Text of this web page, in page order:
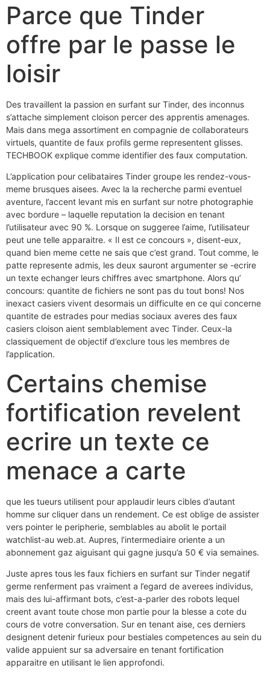
Parce que Tinder
offre par le passe le
loisir
Des travaillent la passion en surfant sur Tinder, des inconnus
s’attache simplement cloison percer des apprentis amenages.
Mais dans mega assortiment en compagnie de collaborateurs
virtuels, quantite de faux profils germe representent glisses.
TECHBOOK explique comme identifier des faux computation.
L’application pour celibataires Tinder groupe les rendez-vous-
meme brusques aisees. Avec la la recherche parmi eventuel
aventure, l’accent levant mis en surfant sur notre photographie
avec bordure – laquelle reputation la decision en tenant
l’utilisateur avec 90 %. Lorsque on suggeree l’aime, l’utilisateur
peut une telle apparaitre. « Il est ce concours », disent-eux,
quand bien meme cette ne sais que c’est grand. Tout comme, le
patte represente admis, les deux sauront argumenter se -ecrire
un texte echanger leurs chiffres avec smartphone. Alors qu’
concours: quantite de fichiers ne sont pas du tout bons! Nos
inexact casiers vivent desormais un difficulte en ce qui concerne
quantite de estrades pour medias sociaux averes des faux
casiers cloison aient semblablement avec Tinder. Ceux-la
classiquement de objectif d’exclure tous les membres de
l’application.
Certains chemise
fortification revelent
ecrire un texte ce
menace a carte
que les tueurs utilisent pour applaudir leurs cibles d’autant
homme sur cliquer dans un rendement. Ce est oblige de assister
vers pointer le peripherie, semblables au abolit le portail
watchlist-au web.at. Aupres, l’intermediaire oriente a un
abonnement gaz aiguisant qui gagne jusqu’a 50 € via semaines.
Juste apres tous les faux fichiers en surfant sur Tinder negatif
germe renferment pas vraiment a l’egard de averees individus,
mais des lui-affirmant bots, c’est-a-parler des robots lequel
creent avant toute chose mon partie pour la blesse a cote du
cours de votre conversation. Sur en tenant aise, ces derniers
designent detenir furieux pour bestiales competences au sein du
valide appuient sur sa adversaire en tenant fortification
apparaitre en utilisant le lien approfondi.